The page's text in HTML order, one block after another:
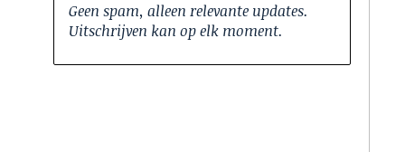
Geen spam, alleen relevante updates.
Uitschrijven kan op elk moment.